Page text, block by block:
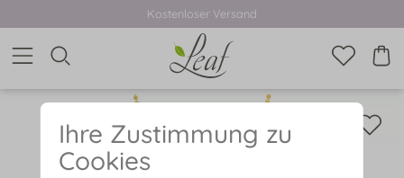
Kostenloser Versand
Ihre Zustimmung zu
Cookies